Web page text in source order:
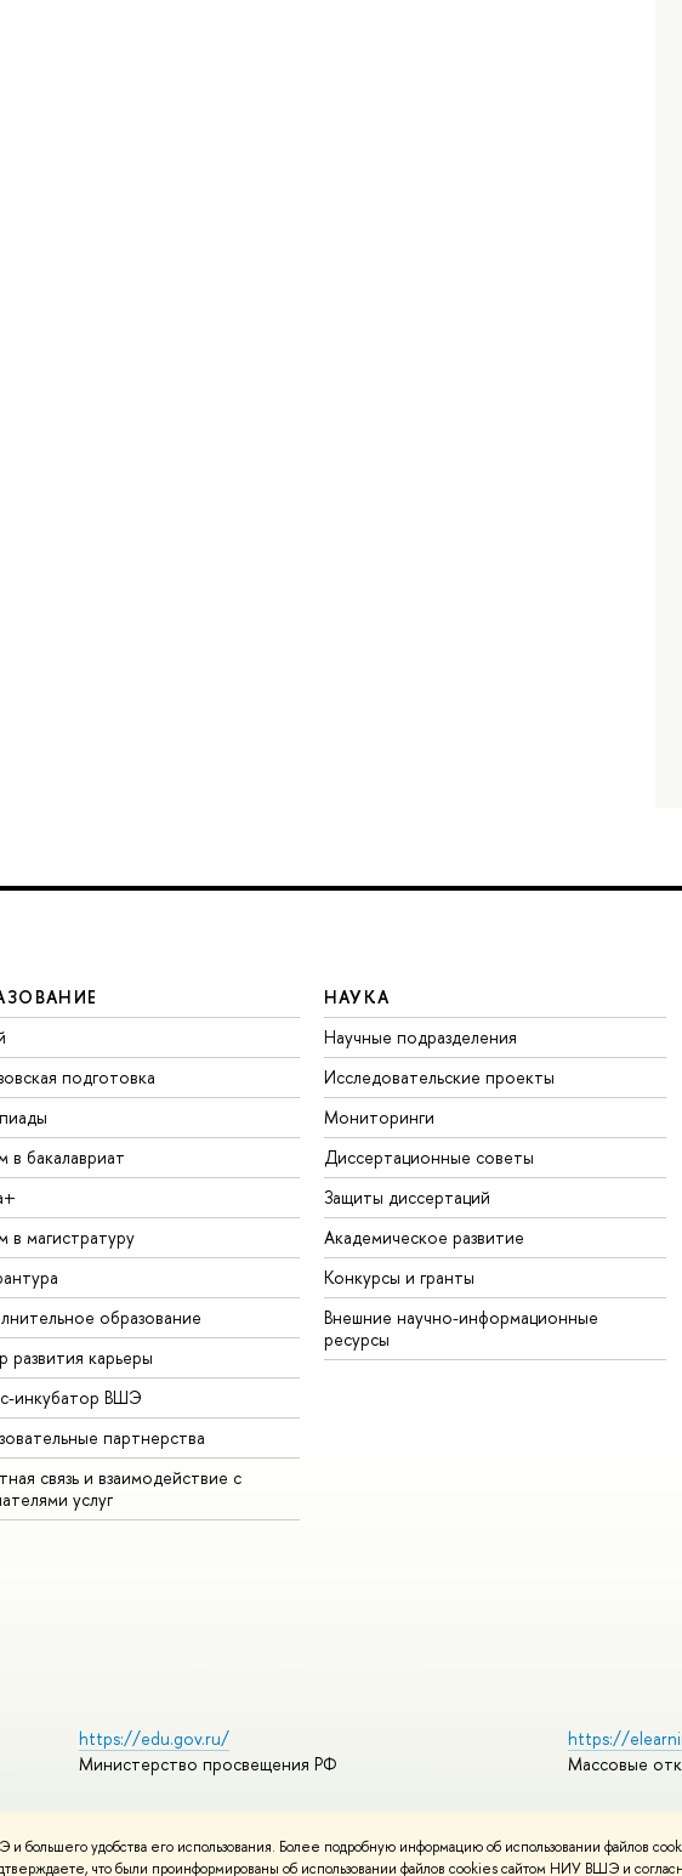
удобства его использования. Более подробную информацию об использовании файлов
что были проинформированы об использовании файлов cookies сайтом НИУ ВШЭ и
подготовка
в бакалавриат
в магистратуру
образование
развития карьеры
инкубатор ВШЭ
партнерства
связь и взаимодействие с
услуг
НАУКА
Научные подразделения
Исследовательские проекты
Мониторинги
Диссертационные советы
Защиты диссертаций
Академическое развитие
Конкурсы и гранты
Внешние научно-информационные
ресурсы
https://edu.gov.ru/
Министерство просвещения РФ
https://
Массовые
материалов Политика конфиденциальности